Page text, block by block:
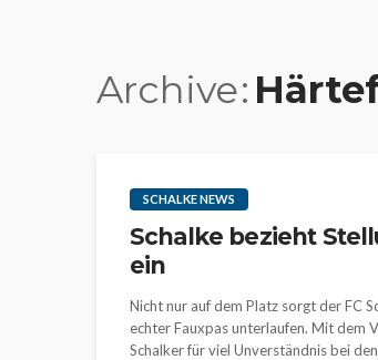
Archive
SCHALKE NEWS
Schalke bezieht
ein
Nicht nur auf dem Platz sorgt der FC
echter Fauxpas unterlaufen. Mit dem
Schalker für viel Unverständnis bei